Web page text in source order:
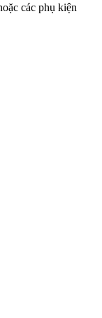
các phụ kiện